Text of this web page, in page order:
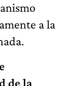
a la
de la